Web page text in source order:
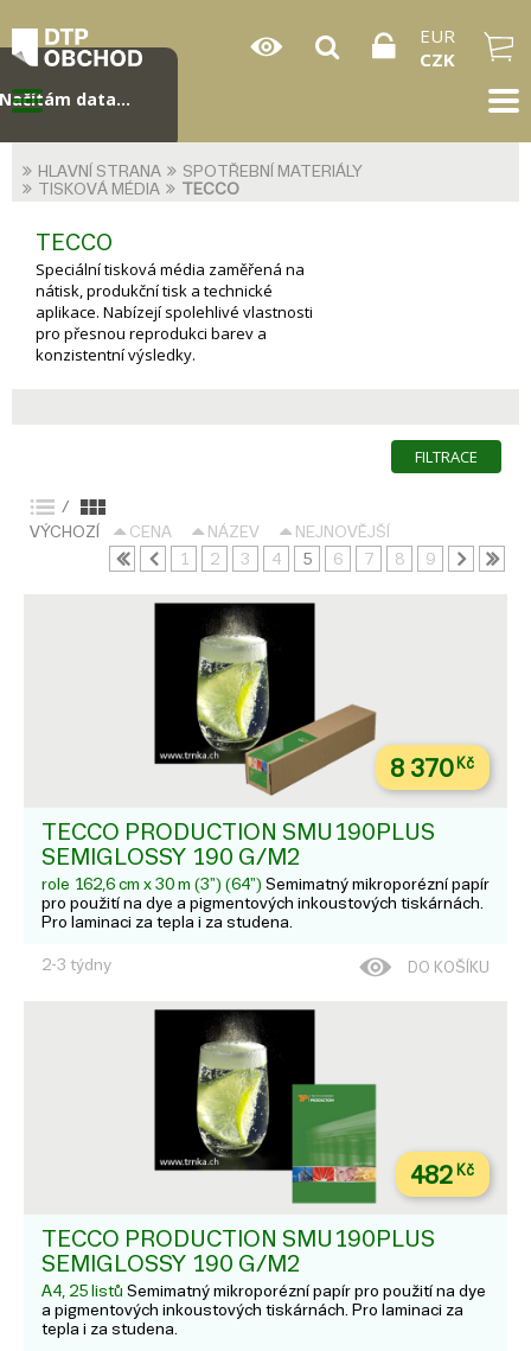
EUR
CZK
HLAVNÍ STRANA
SPOTŘEBNÍ MATERIÁLY
TISKOVÁ MÉDIA
TECCO
TECCO
Speciální tisková média zaměřená na
nátisk, produkční tisk a technické
aplikace. Nabízejí spolehlivé vlastnosti
pro přesnou reprodukci barev a
konzistentní výsledky.
FILTRACE
/
VÝCHOZÍ
CENA NÁZEV
NEJNOVĚJŠÍ
1
2 3 4 5 6 7 8 9
8 370Kč
TECCO PRODUCTION SMU190PLUS
SEMIGLOSSY 190 G/M2
role 162,6 cm x 30 m (3") (64") Semimatný mikroporézní papír
pro použití na dye a pigmentových inkoustových tiskárnách.
Pro laminaci za tepla i za studena.
2-3 týdny DO KOŠÍKU
482 Kč
TECCO PRODUCTION SMU190PLUS
SEMIGLOSSY 190 G/M2
A4, 25 listů Semimatný mikroporézní papír pro použití na dye
a pigmentových inkoustových tiskárnách. Pro laminaci za
tepla i za studena.
Načítám data...